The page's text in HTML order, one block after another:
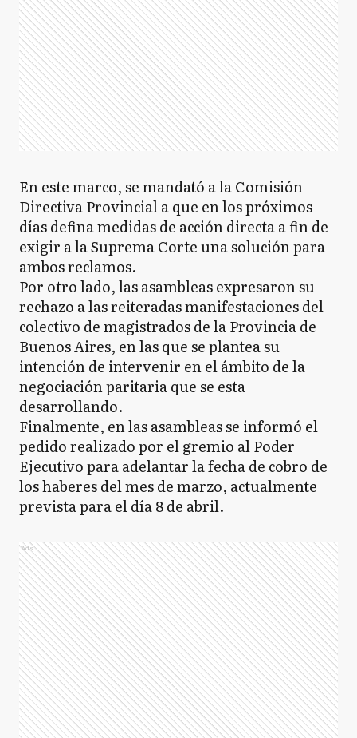
En este marco, se mandató a la Comisión
Directiva Provincial a que en los próximos
días defina medidas de acción directa a fin de
exigir a la Suprema Corte una solución para
ambos reclamos.
Por otro lado, las asambleas expresaron su
rechazo a las reiteradas manifestaciones del
colectivo de magistrados de la Provincia de
Buenos Aires, en las que se plantea su
intención de intervenir en el ámbito de la
negociación paritaria que se esta
desarrollando.
Finalmente, en las asambleas se informó el
pedido realizado por el gremio al Poder
Ejecutivo para adelantar la fecha de cobro de
los haberes del mes de marzo, actualmente
prevista para el día 8 de abril.
Ads